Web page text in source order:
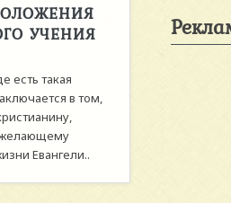
УЧЕНИЯ
есть такая
в том,
Евангели..